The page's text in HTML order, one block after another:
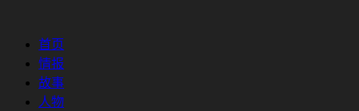
首页
情报
故事
人物